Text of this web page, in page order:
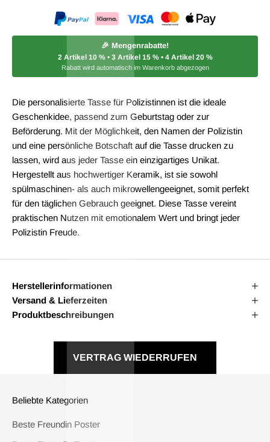
🎉 Mengenrabatte!
2 Artikel 10 %• 3 Artikel 15 %• 4 Artikel 20 %
Rabatt wird automatisch im Warenkorb abgezogen
Die personalisierte Tasse für Polizistinnen ist die ideale
Geschenkidee, passend zum Geburtstag oder zur
Beförderung. Mit der Möglichkeit, den Namen der Polizistin
und eine persönliche Botschaft auf die Tasse drucken zu
lassen, wird aus jeder Tasse ein einzigartiges Unikat.
Hergestellt aus hochwertiger Keramik, ist sie sowohl
spülmaschinen- als auch mikrowellengeeignet, somit perfekt
für den täglichen Gebrauch geeignet. Diese Tasse vereint
praktischen Nutzen mit emotionalem Wert und bringt jeder
Polizistin Freude.
Herstellerinformationen
Versand & Lieferzeiten
Produktbeschreibungen
VERTRAG WIEDERRUFEN
Beliebte Kategorien
Beste Freundin Poster